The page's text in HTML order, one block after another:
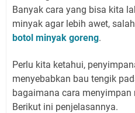
Banyak cara yang bisa kita
minyak agar lebih awet,
botol minyak goreng.
Perlu kita ketahui,
menyebabkan bau tengik
bagaimana cara menyimpan
Berikut ini penjelasannya.